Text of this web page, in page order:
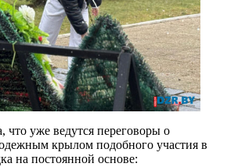
что уже ведутся переговоры о
крылом подобного участия в
на постоянной основе: